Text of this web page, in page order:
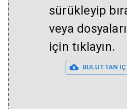
sürükleyip
veya
için tıklayın.
BULUTTAN